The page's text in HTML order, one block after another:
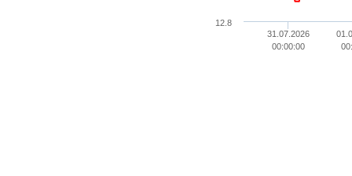
31.07.2026
00:00:00
12.8